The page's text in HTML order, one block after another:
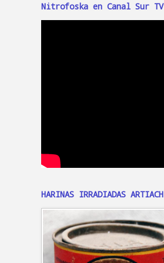
Nitrofoska en Canal Sur TV
HARINAS IRRADIADAS ARTIACH